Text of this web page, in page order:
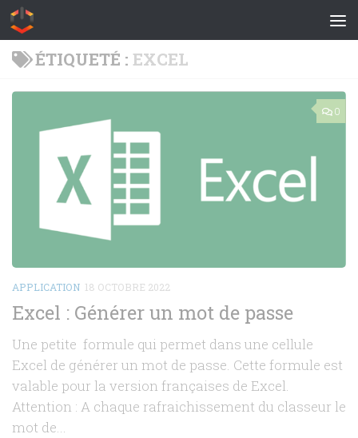
Skip to content
ÉTIQUETÉ : EXCEL
0
APPLICATION 18 OCTOBRE 2022
Excel : Générer un mot de passe
Une petite formule qui permet dans une cellule
Excel de générer un mot de passe. Cette formule est
valable pour la version françaises de Excel.
Attention : A chaque rafraichissement du classeur le
mot de...